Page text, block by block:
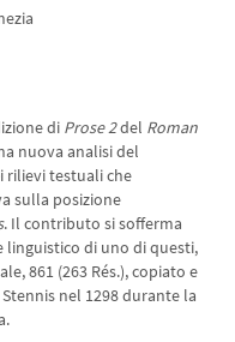
di Prose 2del Roman
nuova analisi del
testuali che
sulla posizione
. Il contributo si sofferma
linguistico di uno di questi,
861 (263 Rés.), copiato e
nel 1298 durante la